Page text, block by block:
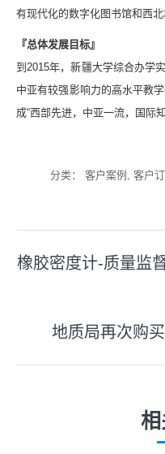
有现代化的数字化图书馆和西北
『总体发展目标』
到2015年，新疆大学综合办学
中亚有较强影响力的高水平教
成“西部先进，中亚一流，国际
分类： 客户案例 , 客户
橡胶密度计-质量监
地质局再次购